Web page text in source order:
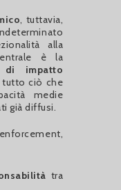
, tuttavia,
alla
è la
di impatto
tutto ciò che
medie
già diffusi.
tra